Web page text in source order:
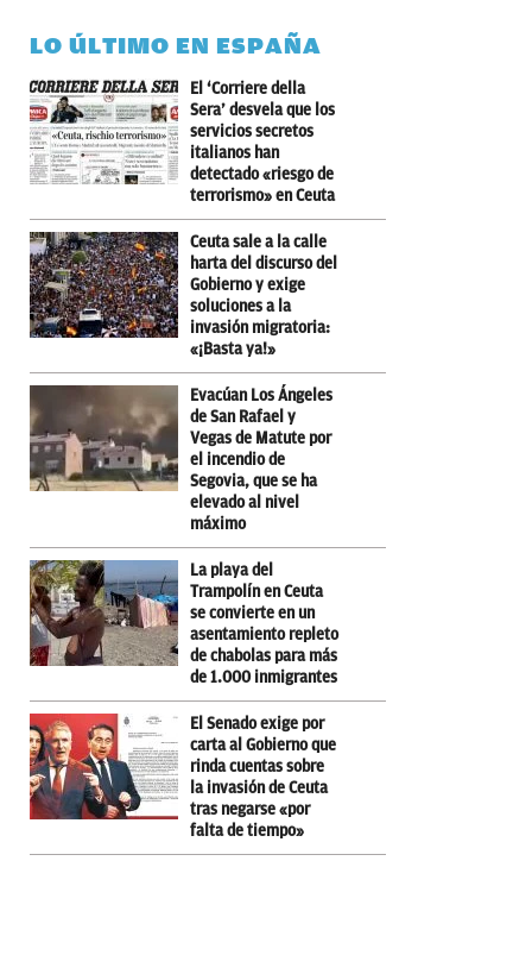
LO ÚLTIMO EN ESPAÑA
El ‘Corriere della
Sera’ desvela que los
servicios secretos
italianos han
detectado «riesgo de
terrorismo» en Ceuta
Ceuta sale a la calle
harta del discurso del
Gobierno y exige
soluciones a la
invasión migratoria:
«¡Basta ya!»
Evacúan Los Ángeles
de San Rafael y
Vegas de Matute por
el incendio de
Segovia, que se ha
elevado al nivel
máximo
La playa del
Trampolín en Ceuta
se convierte en un
asentamiento repleto
de chabolas para más
de 1.000 inmigrantes
El Senado exige por
carta al Gobierno que
rinda cuentas sobre
la invasión de Ceuta
tras negarse «por
falta de tiempo»